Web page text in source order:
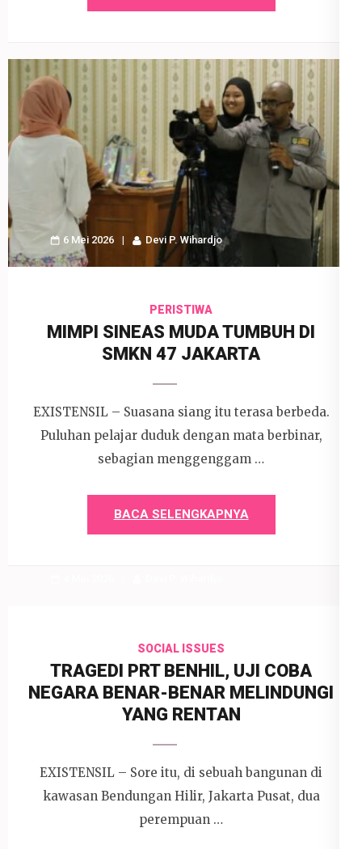
6 Mei 2026 Devi P. Wihardjo
PERISTIWA
MIMPI SINEAS MUDA TUMBUH DI
SMKN 47 JAKARTA
EXISTENSIL – Suasana siang itu terasa berbeda.
Puluhan pelajar duduk dengan mata berbinar,
sebagian menggenggam …
BACA SELENGKAPNYA
SOCIAL ISSUES
TRAGEDI PRT BENHIL, UJI COBA
NEGARA BENAR-BENAR MELINDUNGI
YANG RENTAN
EXISTENSIL – Sore itu, di sebuah bangunan di
kawasan Bendungan Hilir, Jakarta Pusat, dua
perempuan …